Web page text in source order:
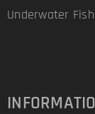
Underwater